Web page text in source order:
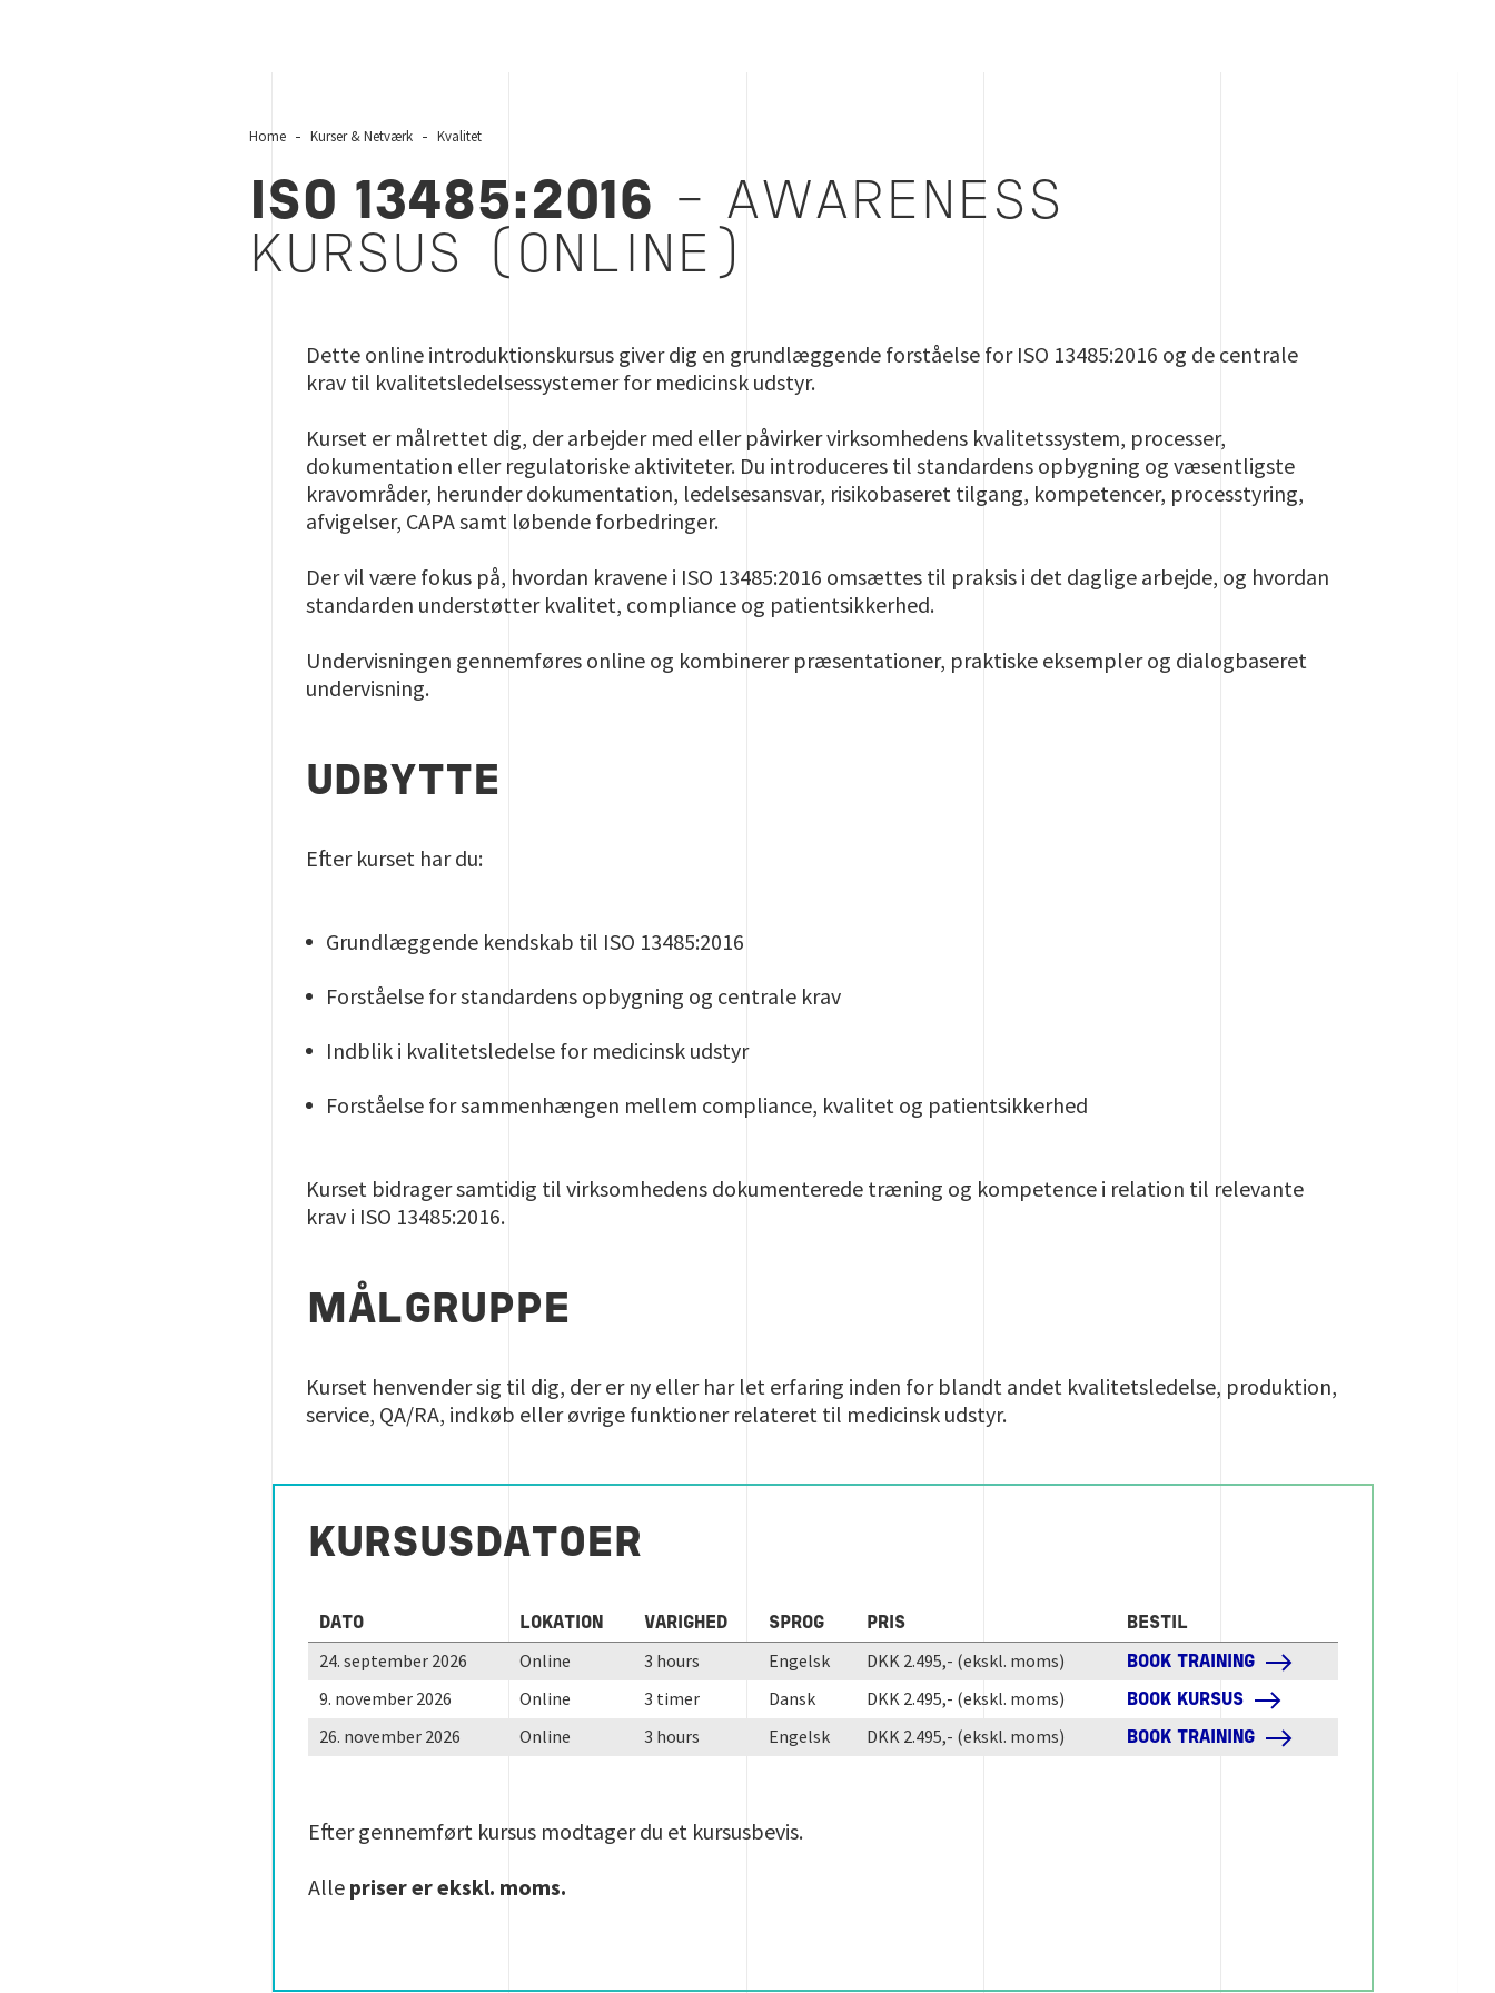
Home Kurser & Netværk Kvalitet
ISO 13485:2016 – AWARENESS
KURSUS (ONLINE)
Dette online introduktionskursus giver dig en grundlæggende forståelse for ISO 13485:2016 og de centrale
krav til kvalitetsledelsessystemer for medicinsk udstyr.
Kurset er målrettet dig, der arbejder med eller påvirker virksomhedens kvalitetssystem, processer,
dokumentation eller regulatoriske aktiviteter. Du introduceres til standardens opbygning og væsentligste
kravområder, herunder dokumentation, ledelsesansvar, risikobaseret tilgang, kompetencer, processtyring,
afvigelser, CAPA samt løbende forbedringer.
Der vil være fokus på, hvordan kravene i ISO 13485:2016 omsættes til praksis i det daglige arbejde, og hvordan
standarden understøtter kvalitet, compliance og patientsikkerhed.
Undervisningen gennemføres online og kombinerer præsentationer, praktiske eksempler og dialogbaseret
undervisning.
UDBYTTE
Efter kurset har du:
Grundlæggende kendskab til ISO 13485:2016
Forståelse for standardens opbygning og centrale krav
Indblik i kvalitetsledelse for medicinsk udstyr
Forståelse for sammenhængen mellem compliance, kvalitet og patientsikkerhed
Kurset bidrager samtidig til virksomhedens dokumenterede træning og kompetence i relation til relevante
krav i ISO 13485:2016.
MÅLGRUPPE
Kurset henvender sig til dig, der er ny eller har let erfaring inden for blandt andet kvalitetsledelse, produktion,
service, QA/RA, indkøb eller øvrige funktioner relateret til medicinsk udstyr.
KURSUSDATOER
DATO LOKATION VARIGHED SPROG PRIS BESTIL
24. september 2026 Online 3 hours Engelsk DKK 2.495,- (ekskl. moms) BOOK TRAINING
9. november 2026 Online 3 timer Dansk DKK 2.495,- (ekskl. moms) BOOK KURSUS
26. november 2026 Online 3 hours Engelsk DKK 2.495,- (ekskl. moms) BOOK TRAINING
Efter gennemført kursus modtager du et kursusbevis.
Alle priser er ekskl. moms.